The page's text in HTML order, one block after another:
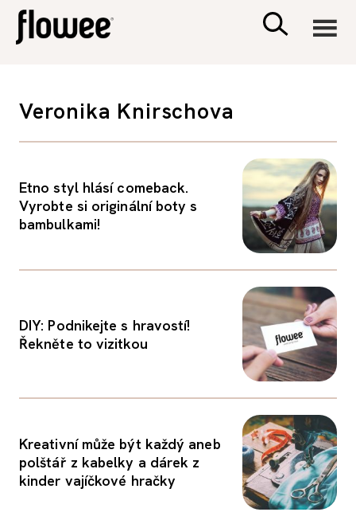
PSYCHOLOGIE
PORADNA
Veronika Knirschova
Etno styl hlásí comeback.
Vyrobte si originální boty s
bambulkami!
DIY: Podnikejte s hravostí!
Řekněte to vizitkou
Kreativní může být každý aneb
polštář z kabelky a dárek z
kinder vajíčkové hračky